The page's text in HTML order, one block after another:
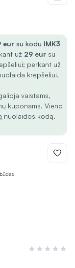
Įvertinimas 0
eur su kodu IMK3
už 29 eur su
perkant už
krepšeliui.
vaistams,
kuponams. Vieno
nuolaidos kodą.